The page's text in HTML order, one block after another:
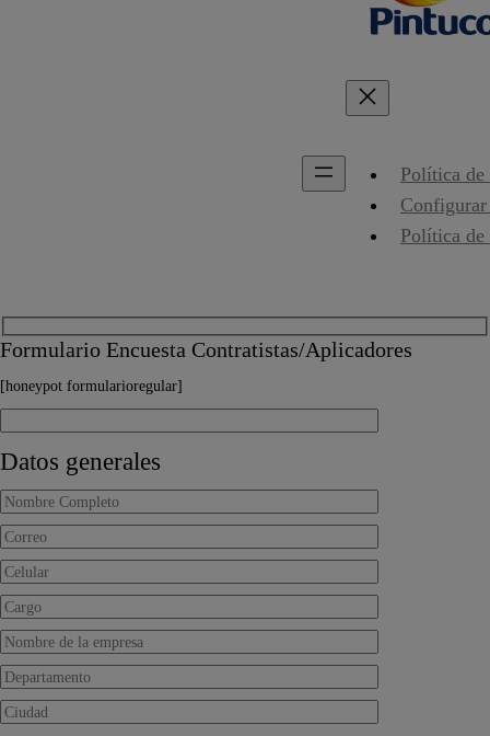
Política de
Política
Formulario Encuesta Contratistas/Aplicadores
[honeypot formularioregular]
Datos generales